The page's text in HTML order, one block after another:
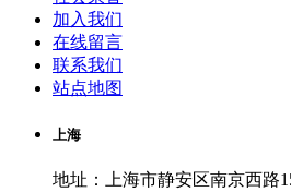
加入我们
在线留言
联系我们
站点地图
上海
地址：上海市静安区南京西路